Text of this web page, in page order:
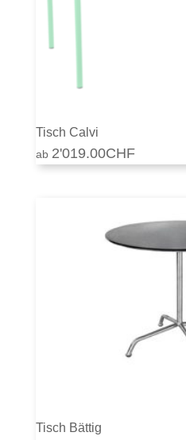
Tisch Calvi
2'019.00CHF
Tisch Bättig